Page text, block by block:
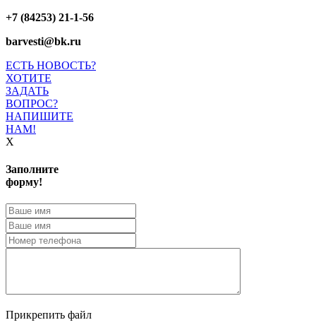
+7 (84253) 21-1-56
barvesti@bk.ru
ЕСТЬ НОВОСТЬ?
ХОТИТЕ
ЗАДАТЬ
ВОПРОС?
НАПИШИТЕ
НАМ!
X
Заполните
форму!
Прикрепить файл